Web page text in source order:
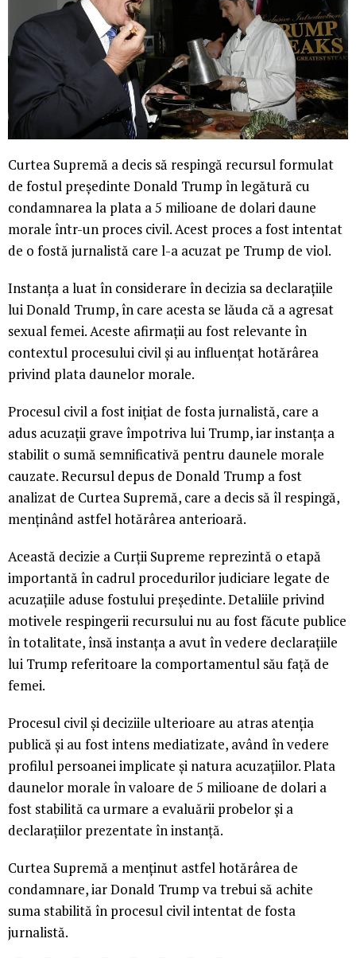
Curtea Supremă a decis să respingă recursul formulat
de fostul președinte Donald Trump în legătură cu
condamnarea la plata a 5 milioane de dolari daune
morale într-un proces civil. Acest proces a fost intentat
de o fostă jurnalistă care l-a acuzat pe Trump de viol.
Instanța a luat în considerare în decizia sa declarațiile
lui Donald Trump, în care acesta se lăuda că a agresat
sexual femei. Aceste afirmații au fost relevante în
contextul procesului civil și au influențat hotărârea
privind plata daunelor morale.
Procesul civil a fost inițiat de fosta jurnalistă, care a
adus acuzații grave împotriva lui Trump, iar instanța a
stabilit o sumă semnificativă pentru daunele morale
cauzate. Recursul depus de Donald Trump a fost
analizat de Curtea Supremă, care a decis să îl respingă,
menținând astfel hotărârea anterioară.
Această decizie a Curții Supreme reprezintă o etapă
importantă în cadrul procedurilor judiciare legate de
acuzațiile aduse fostului președinte. Detaliile privind
motivele respingerii recursului nu au fost făcute publice
în totalitate, însă instanța a avut în vedere declarațiile
lui Trump referitoare la comportamentul său față de
femei.
Procesul civil și deciziile ulterioare au atras atenția
publică și au fost intens mediatizate, având în vedere
profilul persoanei implicate și natura acuzațiilor. Plata
daunelor morale în valoare de 5 milioane de dolari a
fost stabilită ca urmare a evaluării probelor și a
declarațiilor prezentate în instanță.
Curtea Supremă a menținut astfel hotărârea de
condamnare, iar Donald Trump va trebui să achite
suma stabilită în procesul civil intentat de fosta
jurnalistă.